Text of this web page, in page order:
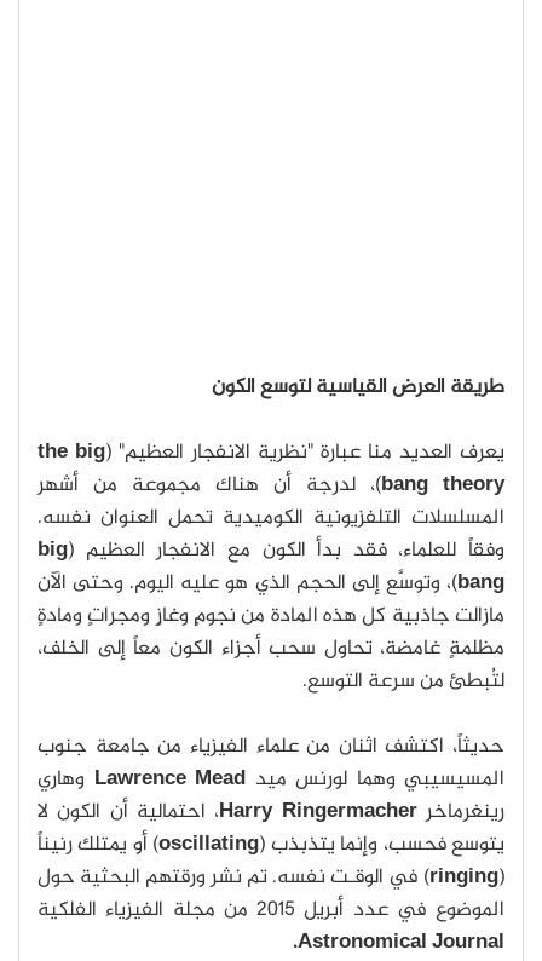
طريقة العرض القياسية لتوسع الكون
يعرف العديد منا عبارة "نظرية الانفجار العظيم" (the big
bang theory)، لدرجة أن هناك مجموعة من أشهر
المسلسلات التلفزيونية الكوميدية تحمل العنوان نفسه.
وفقاً للعلماء، فقد بدأ الكون مع الانفجار العظيم (big
bang)، وتوسَّع إلى الحجم الذي هو عليه اليوم. وحتى الآن
مازالت جاذبية كل هذه المادة من نجومٍ وغازٍ ومجراتٍ ومادةٍ
مظلمةٍ غامضة، تحاول سحب أجزاء الكون معاً إلى الخلف،
لتُبطئ من سرعة التوسع.
حديثاً، اكتشف اثنان من علماء الفيزياء من جامعة جنوب
المسيسيبي وهما لورنس ميد
وهاري
رينغرماخرHarry Ringermacher، احتمالية أن الكون لا
يتوسع فحسب، وإنما يتذبذب (oscillating) أو يمتلك رنيناً
(
ringing) في الوقـت نفسه. تم نشر ورقتهم البحثية حول
الموضوع في عدد أبريل 2015 من مجلة الفيزياء الفلكية
Astronomical Journal.